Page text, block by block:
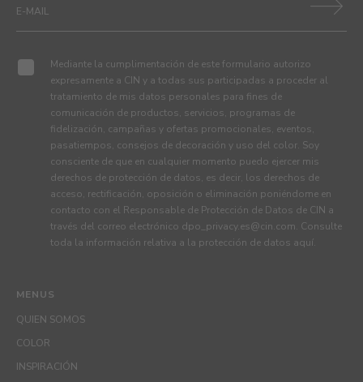
MENUS
QUIEN SOMOS
COLOR
INSPIRACIÓN
Mediante la cumplimentación de este formulario autorizo
expresamente a CIN y a todas sus participadas a proceder al
tratamiento de mis datos personales para fines de
comunicación de productos, servicios, programas de
fidelización, campañas y ofertas promocionales, eventos,
pasatiempos, consejos de decoración y uso del color. Soy
consciente de que en cualquier momento puedo ejercer mis
derechos de protección de datos, es decir, los derechos de
acceso, rectificación, oposición o eliminación poniéndome en
contacto con el Responsable de Protección de Datos de CIN a
través del correo electrónico dpo_privacy.es@cin.com. Consulte
toda la información relativa a la protección de datos aquí.